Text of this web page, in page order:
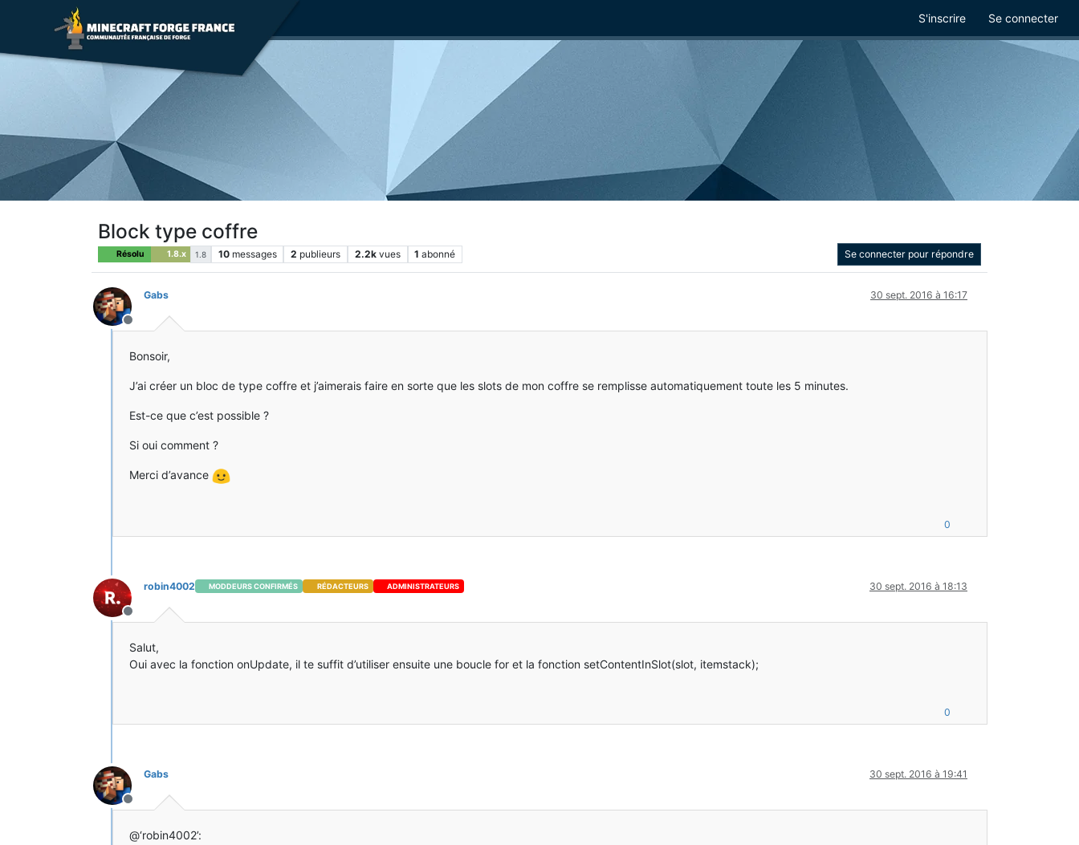
S'inscrire Se connecter
Block type coffre
Résolu 1.8.x 1.8 10 messages 2 publieurs 2.2k vues 1 abonné Se connecter pour répondre
Hors-ligne
Gabs 30 sept. 2016 à 16:17
Bonsoir,
J’ai créer un bloc de type coffre et j’aimerais faire en sorte que les slots de mon coffre se remplisse automatiquement toute les 5 minutes.
Est-ce que c’est possible ?
Si oui comment ?
Merci d’avance
0
Hors-ligne
robin4002 MODDEURS CONFIRMÉS RÉDACTEURS ADMINISTRATEURS 30 sept. 2016 à 18:13
Salut,
Oui avec la fonction onUpdate, il te suffit d’utiliser ensuite une boucle for et la fonction setContentInSlot(slot, itemstack);
0
Hors-ligne
Gabs 30 sept. 2016 à 19:41
@‘robin4002’: